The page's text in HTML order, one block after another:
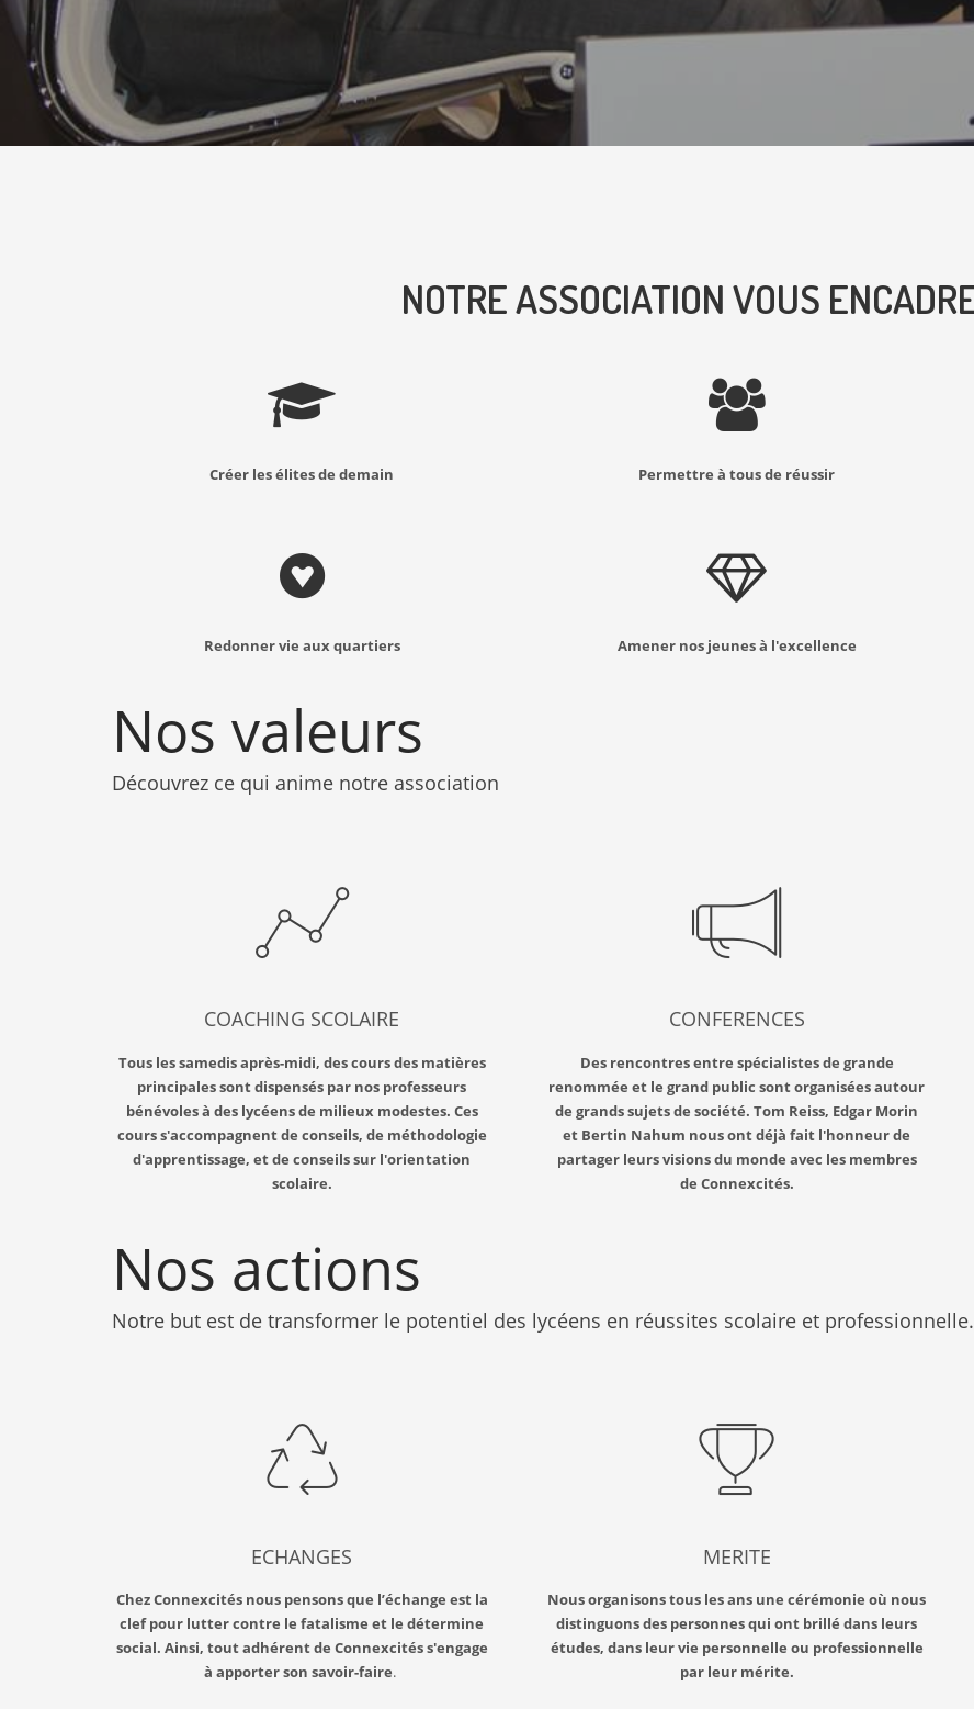
NOTRE ASSOCIATION VOUS
Créer les élites de demain Permettre à tous de réussir
Redonner vie aux quartiers Amener nos jeunes à l'excellence
Nos valeurs
Découvrez ce qui anime notre association
COACHING SCOLAIRE
Tous les samedis après-midi, des cours des matières
principales sont dispensés par nos professeurs
bénévoles à des lycéens de milieux modestes. Ces
cours s'accompagnent de conseils, de méthodologie
d'apprentissage, et de conseils sur l'orientation
scolaire.
CONFERENCES
Des rencontres entre spécialistes de grande
renommée et le grand public sont organisées autour
de grands sujets de société. Tom Reiss, Edgar Morin
et Bertin Nahum nous ont déjà fait l'honneur de
partager leurs visions du monde avec les membres
de Connexcités.
Nos actions
Notre but est de transformer le potentiel des lycéens en réussites scolaire et professionnelle.
ECHANGES
Chez Connexcités nous pensons que l’échange est la
clef pour lutter contre le fatalisme et le détermine
social. Ainsi, tout adhérent de Connexcités s'engage
à apporter son savoir-faire.
MERITE
Nous organisons tous les ans une cérémonie où nous
distinguons des personnes qui ont brillé dans leurs
études, dans leur vie personnelle ou professionnelle
par leur mérite.